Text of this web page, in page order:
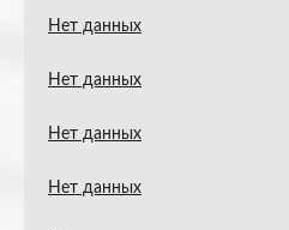
Нет данных
Нет данных
Нет данных
Нет данных